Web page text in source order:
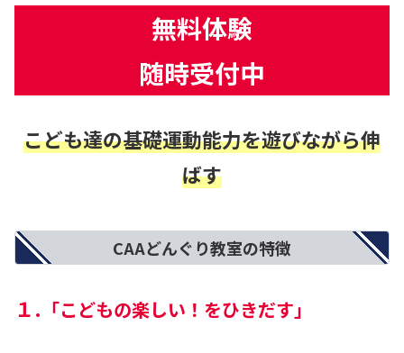
無料体験
随時受付中
こども達の基礎運動能力を遊びながら伸
ばす
CAAどんぐり教室の特徴
１. 「こどもの楽しい！をひきだす」